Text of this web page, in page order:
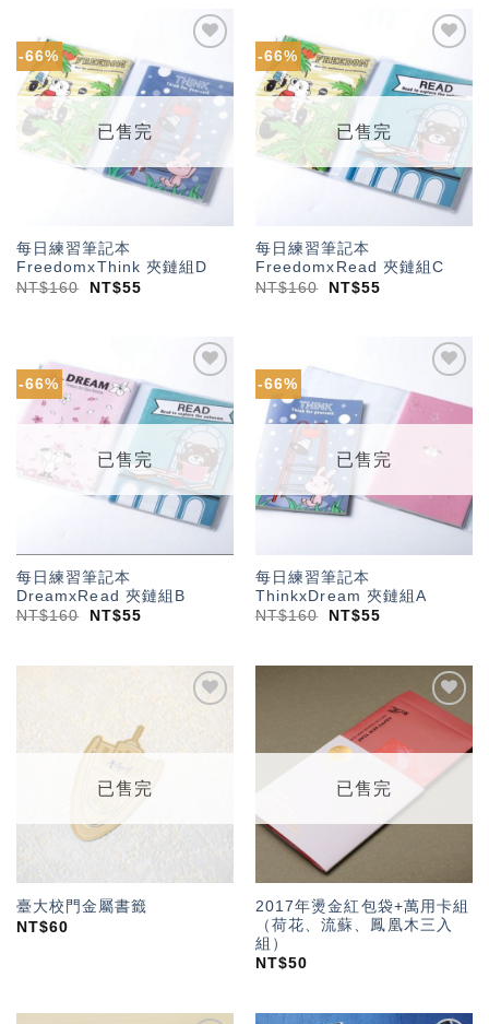
-66%
「願
望輕
已售完
每日練習筆記本
FreedomxThink 夾鏈組D
NT$160 NT$55
-66%
「願
望輕
單」
已售完
每日練習筆記本
FreedomxRead 夾鏈組C
NT$160 NT$55
-66%
加入
「願
望輕
已售完
每日練習筆記本
DreamxRead 夾鏈組B
NT$160 NT$55
-66%
「願
望輕
已售完
每日練習筆記本
ThinkxDream 夾鏈組A
NT$160 NT$55
望輕
已售完
臺大校門金屬書籤
NT$60
加入
「願
望輕
單」
已售完
2017年燙金紅包袋+萬用卡組
（荷花、流蘇、鳳凰木三入
組）
NT$50